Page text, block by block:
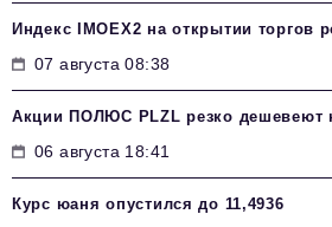
Индекс IMOEX2 на открытии торгов
07 августа 08:38
Акции ПОЛЮС PLZL резко дешевеют
06 августа 18:41
Курс юаня опустился до 11,4936